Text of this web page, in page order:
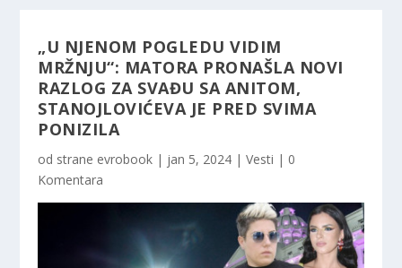
„U NJENOM POGLEDU VIDIM
MRŽNJU“: MATORA PRONAŠLA NOVI
RAZLOG ZA SVAĐU SA ANITOM,
STANOJLOVIĆEVA JE PRED SVIMA
PONIZILA
od strane evrobook | jan 5, 2024 |Vesti | 0
Komentara